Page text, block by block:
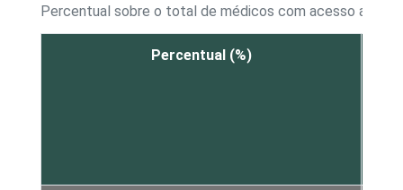
Percentual sobre o total de médicos com acesso a
Percentual (%)